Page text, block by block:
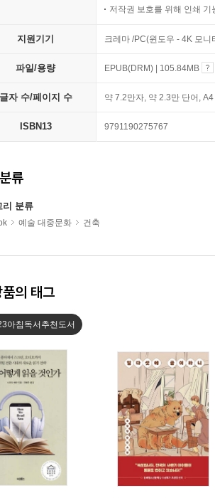
저작권 보호를 위해 인쇄 기
지원기기 크레마 /PC(윈도우 - 4K 모
파일/용량 EPUB(DRM) | 105.84MB
글자 수/페이지 수 약 7.2만자, 약 2.3만 단어,
ISBN13 9791190275767
류
리 분류
예술 대중문화 건축
의 태그
아침독서추천도서